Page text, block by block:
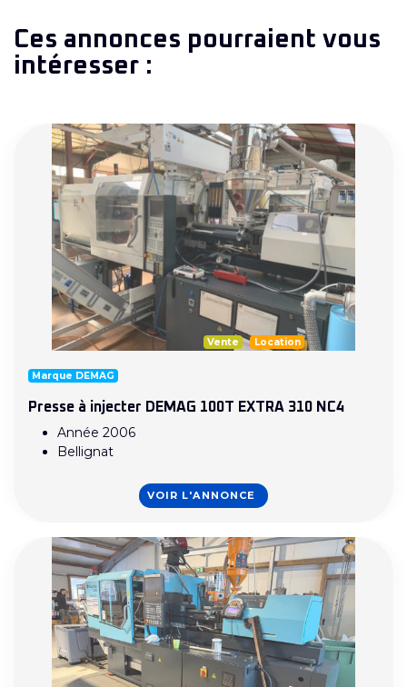
Ces annonces pourraient vous
intéresser :
Vente Location
Marque DEMAG
Presse à injecter DEMAG 100T EXTRA 310 NC4
Année 2006
Bellignat
VOIR L'ANNONCE